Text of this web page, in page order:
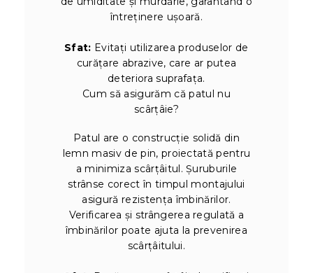
întreținere ușoară.
Sfat: Evitați utilizarea produselor de
curățare abrazive, care ar putea
deteriora suprafața.
Cum să asigurăm că patul nu
scârțâie?
Patul are o construcție solidă din
lemn masiv de pin, proiectată pentru
a minimiza scârțâitul. Șuruburile
strânse corect în timpul montajului
asigură rezistența îmbinărilor.
Verificarea și strângerea regulată a
îmbinărilor poate ajuta la prevenirea
scârțâitului.